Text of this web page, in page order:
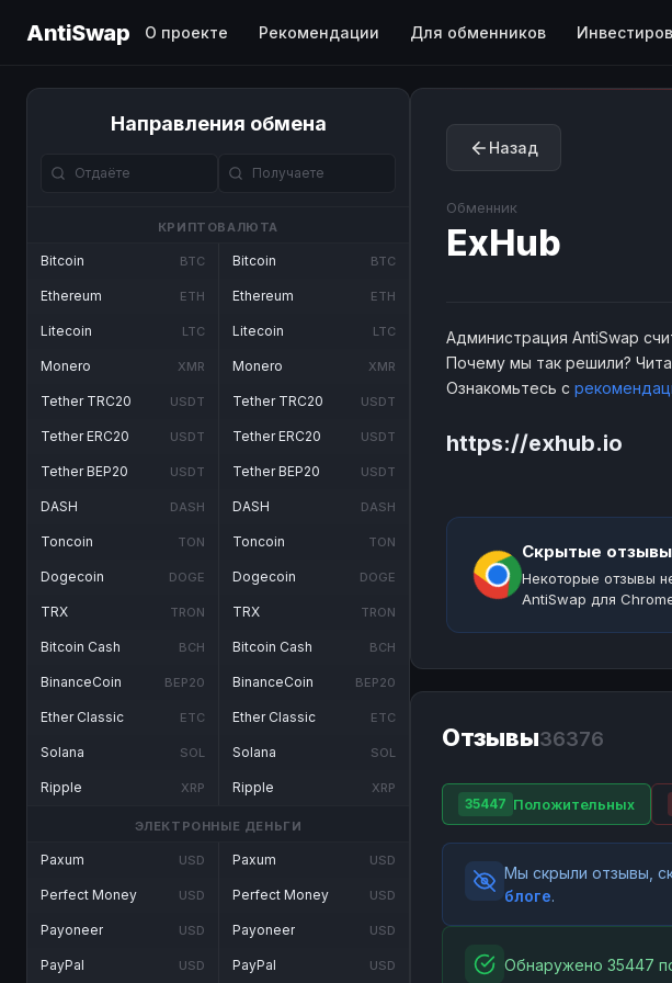
AntiSwap О проекте Рекомендации Для обменников
Направления обмена
КРИПТОВАЛЮТА
Bitcoin BTC
Ethereum ETH
Litecoin LTC
Monero XMR
Tether TRC20 USDT
Tether ERC20 USDT
Tether BEP20 USDT
DASH DASH
Toncoin TON
Dogecoin DOGE
TRX TRON
Bitcoin Cash BCH
BinanceCoin BEP20
Ether Classic ETC
Solana SOL
Ripple XRP
Bitcoin BTC
Ethereum ETH
Litecoin LTC
Monero XMR
Tether TRC20 USDT
Tether ERC20 USDT
Tether BEP20 USDT
DASH DASH
Toncoin TON
Dogecoin DOGE
TRX TRON
Bitcoin Cash BCH
BinanceCoin BEP20
Ether Classic ETC
Solana SOL
Ripple XRP
ЭЛЕКТРОННЫЕ ДЕНЬГИ
Paxum USD
Perfect Money USD
Payoneer USD
PayPal USD
Paxum USD
Perfect Money USD
Payoneer USD
PayPal USD
Назад
Обменник
ExHub
Администрация AntiSwap
Почему мы так решили?
Ознакомьтесь с
https://exhub.io
Скрытые отзывы
Некоторые отзывы
AntiSwap для
Отзывы36376
35447 Положительных
Мы скрыли отзывы,
блоге.
Обнаружено 35447